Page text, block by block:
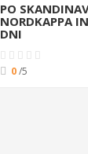
PO
NORDKAPPA
DNI
0/5